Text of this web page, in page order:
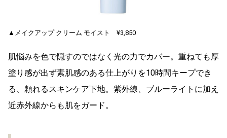
▲メイクアップ クリーム モイスト ¥3,850
肌悩みを色で隠すのではなく光の力でカバー。重ねても厚
塗り感が出ず素肌感のある仕上がりを10時間キープでき
る、頼れるスキンケア下地。紫外線、ブルーライトに加え
近赤外線からも肌をガード。